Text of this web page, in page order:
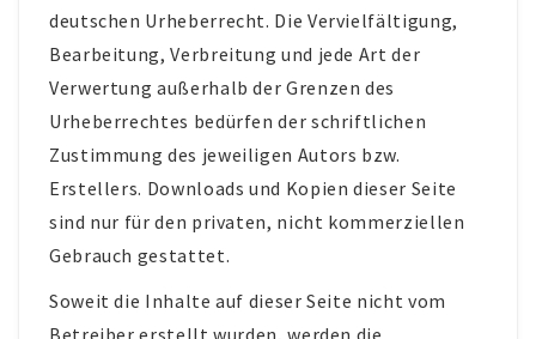
deutschen Urheberrecht. Die Vervielfältigung,
Bearbeitung, Verbreitung und jede Art der
Verwertung außerhalb der Grenzen des
Urheberrechtes bedürfen der schriftlichen
Zustimmung des jeweiligen Autors bzw.
Erstellers. Downloads und Kopien dieser Seite
sind nur für den privaten, nicht kommerziellen
Gebrauch gestattet.
Soweit die Inhalte auf dieser Seite nicht vom
Betreiber erstellt wurden, werden die